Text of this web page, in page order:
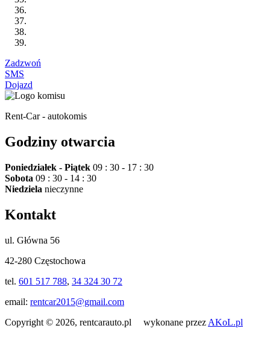
Zadzwoń
SMS
Dojazd
Rent-Car - autokomis
Godziny otwarcia
Poniedziałek - Piątek 09 : 30 - 17 : 30
Sobota 09 : 30 - 14 : 30
Niedziela nieczynne
Kontakt
ul. Główna 56
42-280 Częstochowa
tel. 601 517 788, 34 324 30 72
email: rentcar2015@gmail.com
Copyright © 2026, rentcarauto.pl wykonane przez AKoL.pl